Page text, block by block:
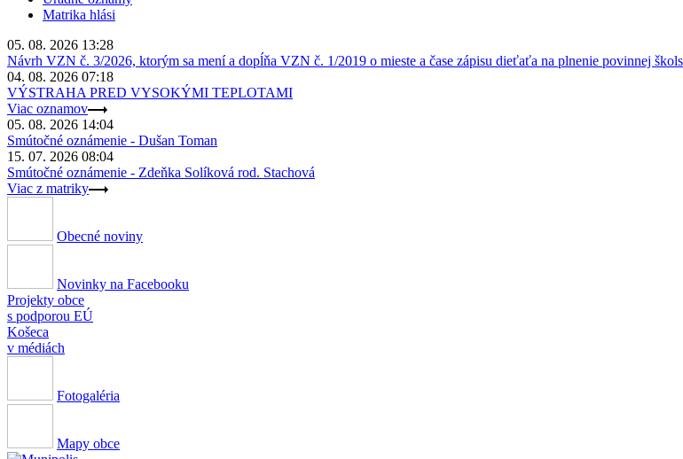
Matrika hlási
05. 08. 2026 13:28
Návrh VZN č. 3/2026, ktorým sa mení a dopĺňa VZN č. 1/2019 o mieste a čase zápisu dieťaťa na plnenie povinnej
04. 08. 2026 07:18
VÝSTRAHA PRED VYSOKÝMI TEPLOTAMI
Viac oznamov
05. 08. 2026 14:04
Smútočné oznámenie - Dušan Toman
15. 07. 2026 08:04
Smútočné oznámenie - Zdeňka Solíková rod. Stachová
Viac z matriky
Obecné noviny
Novinky na Facebooku
Projekty obce
s podporou EÚ
Košeca
v médiách
Fotogaléria
Mapy obce